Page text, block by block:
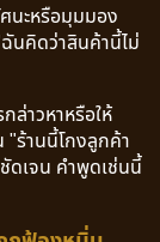
นะหรือมุมมอง
นคิดว่าสินค้านี้ไม่
ล่าวหาหรือให้
"ร้านนี้โกงลูกค้า
ดเจน คำพูดเช่นนี้